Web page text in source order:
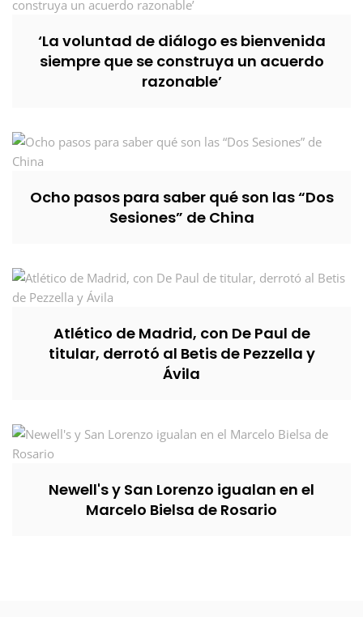
‘La voluntad de diálogo es bienvenida
siempre que se construya un acuerdo
razonable’
Ocho pasos para saber qué son las “Dos
Sesiones” de China
Atlético de Madrid, con De Paul de
titular, derrotó al Betis de Pezzella y
Ávila
Newell's y San Lorenzo igualan en el
Marcelo Bielsa de Rosario